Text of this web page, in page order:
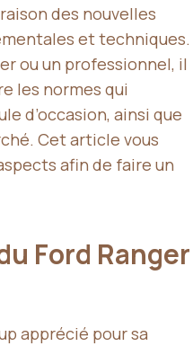
des nouvelles
et techniques.
ou un professionnel, il
les normes qui
d’occasion, ainsi que
Cet article vous
afin de faire un
Ford Ranger
apprécié pour sa